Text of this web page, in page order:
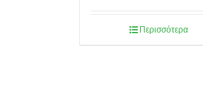
Περισσότερα